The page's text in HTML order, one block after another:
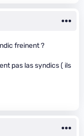
freinent ?
pas las syndics ( ils